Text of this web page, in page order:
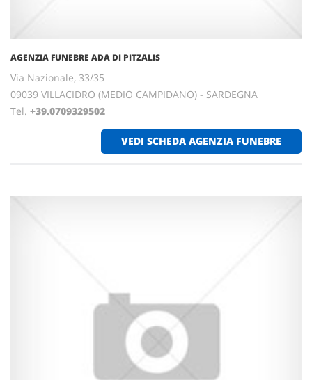
AGENZIA FUNEBRE ADA DI PITZALIS
Via Nazionale, 33/35
09039 VILLACIDRO (MEDIO CAMPIDANO) - SARDEGNA
Tel. +39.0709329502
VEDI SCHEDA AGENZIA FUNEBRE